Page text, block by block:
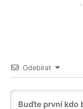
Odebírat